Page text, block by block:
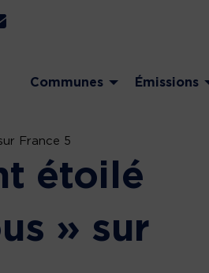
Communes Émissions
France 5
étoilé
» sur